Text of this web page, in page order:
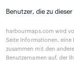
Benutzer, die zu
harbourmaps.com wird
Seite Informationen,
zusammen mit den
Benutzernamen auf, der